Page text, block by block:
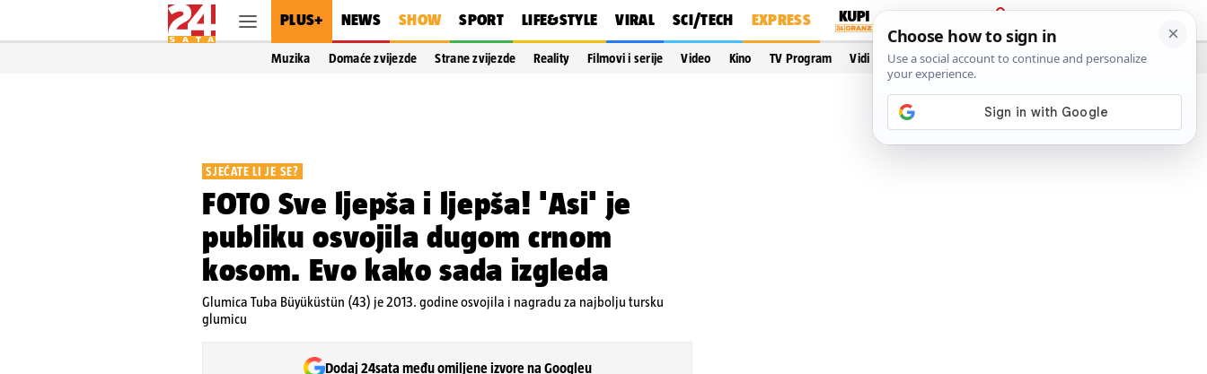
PLUS+ NEWS SHOW SPORT LIFE&STYLE VIRAL SCI/TECH EXPRESS
PRIJAVA
Muzika Domaće zvijezde Strane zvijezde Reality Filmovi i serije Video Kino TV Program Vidi još…
SJEĆATE LI JE SE?
FOTO Sve ljepša i ljepša! 'Asi' je
publiku osvojila dugom crnom
kosom. Evo kako sada izgleda
Glumica Tuba Büyüküstün (43) je 2013. godine osvojila i nagradu za najbolju tursku
glumicu
Dodaj 24sata među omiljene izvore na Googleu